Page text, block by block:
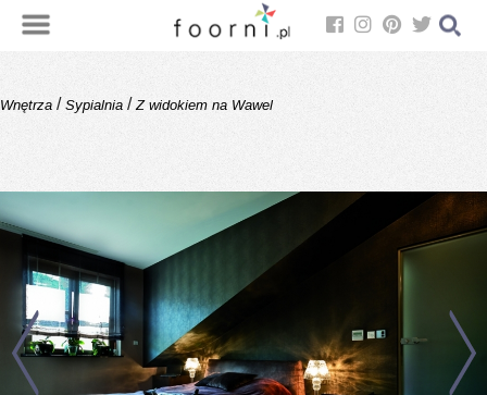
Wnętrza / Sypialnia / Z widokiem na Wawel